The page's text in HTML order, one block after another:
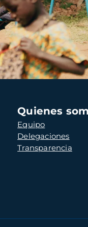
Navegación
principal
Quienes
Equipo
Delegaciones
Transparencia